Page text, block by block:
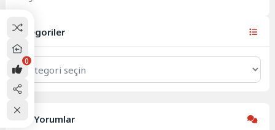
denetim mekanizmalarını...
Kategoriler
Kategoriler
Son Yorumlar
0